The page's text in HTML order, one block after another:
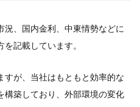
、国内金利、中東情勢などに
記載しています。
すが、当社はもともと効率的な
構築しており、外部環境の変化